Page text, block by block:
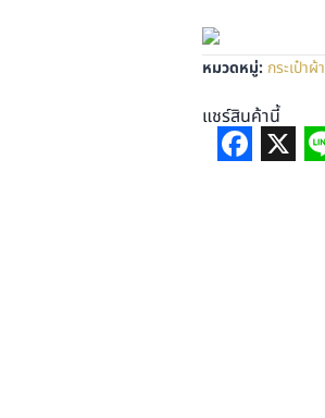
หมวดหมู่: กระเป๋าผ้า
แชร์สินค้านี้